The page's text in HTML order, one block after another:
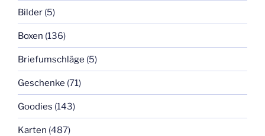
Bilder (5)
Boxen (136)
Briefumschläge (5)
Geschenke (71)
Goodies (143)
Karten (487)